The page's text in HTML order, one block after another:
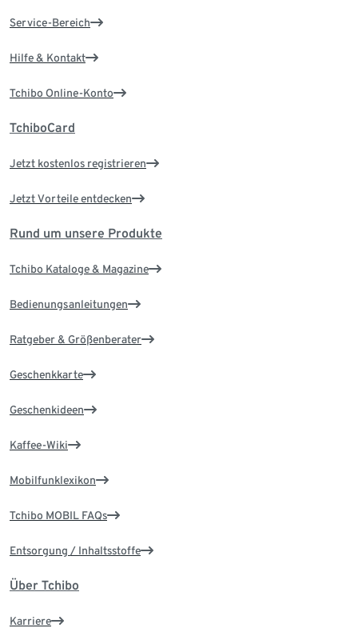
Service-Bereich
Hilfe & Kontakt
Tchibo Online-Konto
TchiboCard
Jetzt kostenlos registrieren
Jetzt Vorteile entdecken
Rund um unsere Produkte
Tchibo Kataloge & Magazine
Bedienungsanleitungen
Ratgeber & Größenberater
Geschenkkarte
Geschenkideen
Kaffee-Wiki
Mobilfunklexikon
Tchibo MOBIL FAQs
Entsorgung / Inhaltsstoffe
Über Tchibo
Karriere